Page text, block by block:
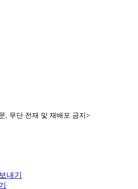
, 무단 전재 및 재배포 금지>